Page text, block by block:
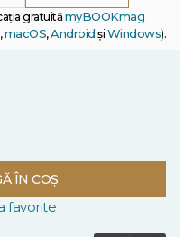
gratuitămyBOOKmag
,macOS,Android și Windows).
ÎN COȘ
favorite